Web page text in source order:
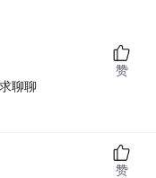
聊聊
赞
赞